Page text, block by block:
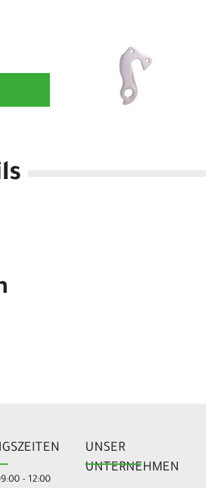
- 12:00
UNSER
UNTERNEHMEN